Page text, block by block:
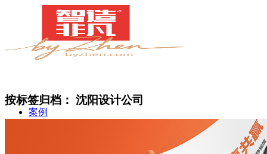
案例
按标签归档： 沈阳设计公司